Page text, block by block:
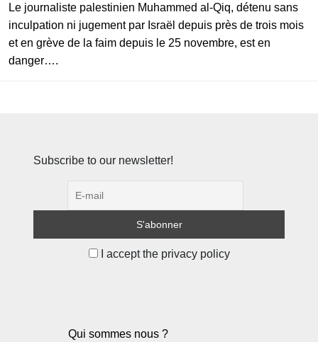
Le journaliste palestinien Muhammed al-Qiq, détenu sans
inculpation ni jugement par Israël depuis près de trois mois
et en grève de la faim depuis le 25 novembre, est en
danger….
Subscribe to our newsletter!
I accept the privacy policy
Qui sommes nous ?